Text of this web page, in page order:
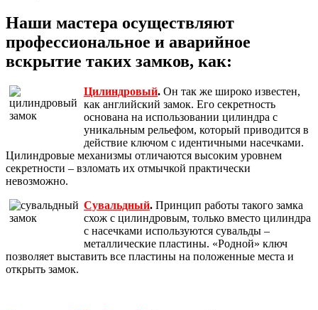
Наши мастера осуществляют
профессиональное и аварийное
вскрытие таких замков, как:
Цилиндровый. Он так же широко известен,
как английский замок. Его секретность
основана на использовании цилиндра с
уникальным рельефом, который приводится в
действие ключом с идентичными насечками.
Цилиндровые механизмы отличаются высоким уровнем
секретности – взломать их отмычкой практически
невозможно.
Сувальдный. Принцип работы такого замка
схож с цилиндровым, только вместо цилиндра
с насечками используются сувальды –
металлические пластины. «Родной» ключ
позволяет выставить все пластины на положенные места и
открыть замок.